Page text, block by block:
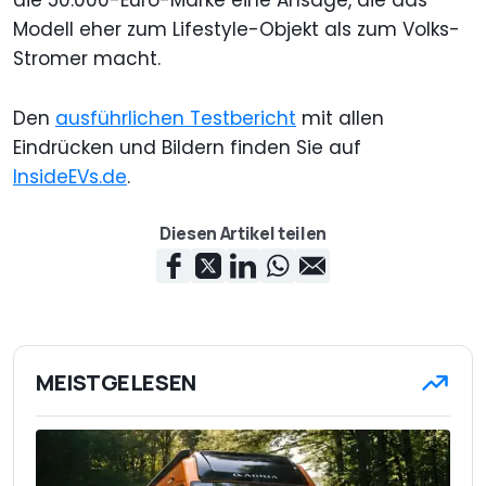
Modell eher zum Lifestyle-Objekt als zum Volks-
Stromer macht.
Den ausführlichen Testbericht mit allen
Eindrücken und Bildern finden Sie auf
InsideEVs.de.
Diesen Artikel teilen
MEISTGELESEN